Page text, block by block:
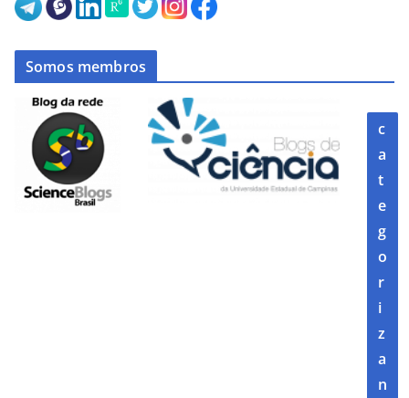
Somos membros
c
a
t
e
g
o
r
i
z
a
n